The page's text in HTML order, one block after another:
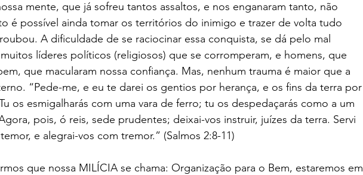
mente, que já sofreu tantos assaltos, e nos enganaram tanto, não
é possível ainda tomar os territórios do inimigo e trazer de volta tudo
A dificuldade de se raciocinar essa conquista, se dá pelo mal
líderes políticos (religiosos) que se corromperam, e homens, que
que macularam nossa confiança. Mas, nenhum trauma é maior que a
“Pede-me, e eu te darei os gentios por herança, e os fins da terra por
os esmigalharás com uma vara de ferro; tu os despedaçarás como a um
pois, ó reis, sede prudentes; deixai-vos instruir, juízes da terra. Servi
e alegrai-vos com tremor.” (Salmos 2:8-11)
que nossa MILÍCIA se chama: Organização para o Bem, estaremos em